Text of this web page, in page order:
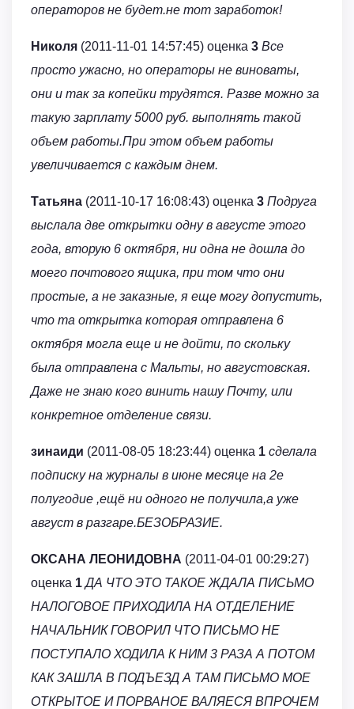
операторов не будет.не тот заработок!
Николя (2011-11-01 14:57:45) оценка 3 Все
просто ужасно, но операторы не виноваты,
они и так за копейки трудятся. Разве можно за
такую зарплату 5000 руб. выполнять такой
объем работы.При этом объем работы
увеличивается с каждым днем.
Татьяна (2011-10-17 16:08:43) оценка 3 Подруга
выслала две открытки одну в августе этого
года, вторую 6 октября, ни одна не дошла до
моего почтового ящика, при том что они
простые, а не заказные, я еще могу допустить,
что та открытка которая отправлена 6
октября могла еще и не дойти, по скольку
была отправлена с Мальты, но августовская.
Даже не знаю кого винить нашу Почту, или
конкретное отделение связи.
зинаиди (2011-08-05 18:23:44) оценка 1 сделала
подписку на журналы в июне месяце на 2е
полугодие ,ещё ни одного не получила,а уже
август в разгаре.БЕЗОБРАЗИЕ.
ОКСАНА ЛЕОНИДОВНА (2011-04-01 00:29:27)
оценка 1 ДА ЧТО ЭТО ТАКОЕ ЖДАЛА ПИСЬМО
НАЛОГОВОЕ ПРИХОДИЛА НА ОТДЕЛЕНИЕ
НАЧАЛЬНИК ГОВОРИЛ ЧТО ПИСЬМО НЕ
ПОСТУПАЛО ХОДИЛА К НИМ 3 РАЗА А ПОТОМ
КАК ЗАШЛА В ПОДЪЕЗД А ТАМ ПИСЬМО МОЕ
ОТКРЫТОЕ И ПОРВАНОЕ ВАЛЯЕСЯ ВПРОЧЕМ